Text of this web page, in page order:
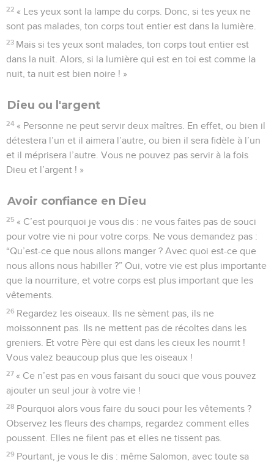
22 « Les yeux sont la lampe du corps. Donc, si tes yeux ne
sont pas malades, ton corps tout entier est dans la lumière.
23 Mais si tes yeux sont malades, ton corps tout entier est
dans la nuit. Alors, si la lumière qui est en toi est comme la
nuit, ta nuit est bien noire ! »
Dieu ou l'argent
24 « Personne ne peut servir deux maîtres. En effet, ou bien il
détestera l’un et il aimera l’autre, ou bien il sera fidèle à l’un
et il méprisera l’autre. Vous ne pouvez pas servir à la fois
Dieu et l’argent ! »
Avoir confiance en Dieu
25 « C’est pourquoi je vous dis : ne vous faites pas de souci
pour votre vie ni pour votre corps. Ne vous demandez pas :
“Qu’est-ce que nous allons manger ? Avec quoi est-ce que
nous allons nous habiller ?” Oui, votre vie est plus importante
que la nourriture, et votre corps est plus important que les
vêtements.
26 Regardez les oiseaux. Ils ne sèment pas, ils ne
moissonnent pas. Ils ne mettent pas de récoltes dans les
greniers. Et votre Père qui est dans les cieux les nourrit !
Vous valez beaucoup plus que les oiseaux !
27 « Ce n’est pas en vous faisant du souci que vous pouvez
ajouter un seul jour à votre vie !
28 Pourquoi alors vous faire du souci pour les vêtements ?
Observez les fleurs des champs, regardez comment elles
poussent. Elles ne filent pas et elles ne tissent pas.
29 Pourtant, je vous le dis : même Salomon, avec toute sa